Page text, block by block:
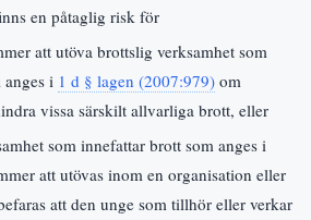
en påtaglig risk för
att utöva brottslig verksamhet som
i 1 d § lagen (2007:979) om
vissa särskilt allvarliga brott, eller
som innefattar brott som anges i
att utövas inom en organisation eller
att den unge som tillhör eller verkar